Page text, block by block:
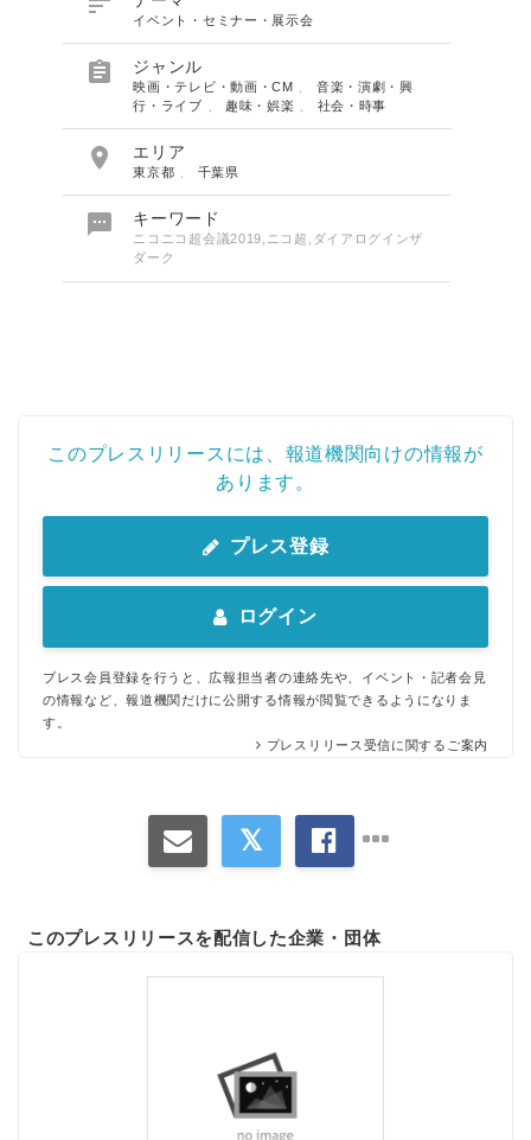
 イベント・セミナー・展示会
 ジャンル
映画・テレビ・動画・CM
音楽・演劇・興
行・ライブ
趣味・娯楽 社会・時事
 エリア
東京都 千葉県
 キーワード
ニコニコ超会議2019,ニコ超,ダイアログインザ
ダーク
このプレスリリースには、報道機関向けの情報が
あります。
プレス登録
ログイン
プレス会員登録を行うと、広報担当者の連絡先や、イベント・記者会見
の情報など、報道機関だけに公開する情報が閲覧できるようになりま
す。
プレスリリース受信に関するご案内
このプレスリリースを配信した企業・団体